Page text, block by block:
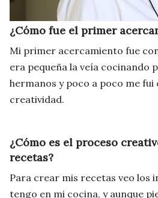
¿Cómo fue el primer
Mi primer acercamiento fue
era pequeña la veía cocinando
hermanos y poco a poco me fui
creatividad.
¿Cómo es el proceso
recetas?
Para crear mis recetas veo los
tengo en mi cocina, y aunque